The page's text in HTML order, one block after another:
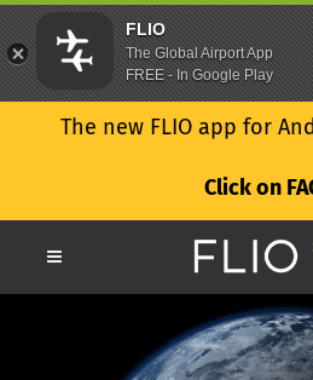
The new FLIO app for
Click on
FLIO
The Global Airport App
FREE - In Google Play